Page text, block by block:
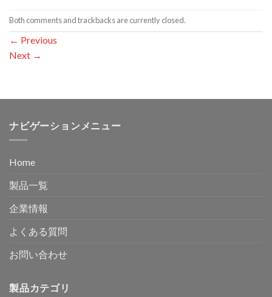
Both comments and trackbacks are currently closed.
← Previous
Next →
ナビゲーションメニュー
Home
製品一覧
企業情報
よくある質問
お問い合わせ
製品カテゴリ